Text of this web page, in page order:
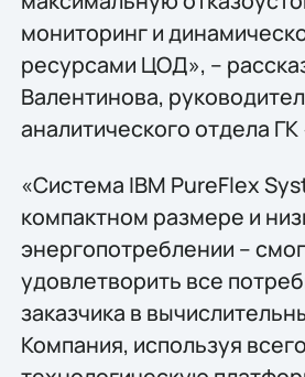
мониторинг и
ресурсами ЦОД», –
Валентинова,
аналитического отдела
«Система IBM PureFlex
компактном размере и
энергопотреблении –
удовлетворить все
заказчика в
Компания, используя